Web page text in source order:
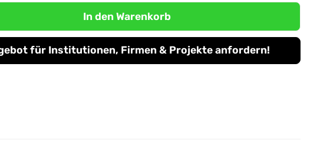
In den Warenkorb
für Institutionen, Firmen & Projekte anfordern!